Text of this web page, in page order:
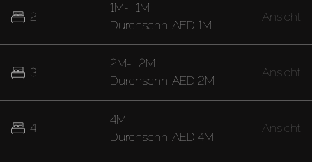
2
3
4
1M- 1M
Durchschn. AED 1M
Ansicht
2M- 2M
Durchschn. AED 2M
Ansicht
4M
Durchschn. AED 4M
Ansicht